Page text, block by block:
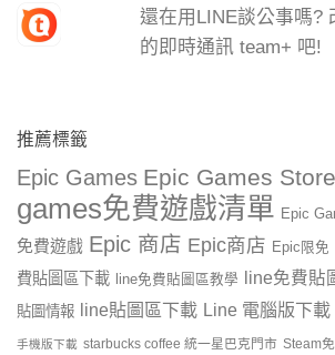
還在用LINE談公事嗎?
的即時通訊 team+ 吧!
推薦標籤
Epic Games Epic Games Store
games免費遊戲清單 Epic
免費遊戲 Epic 商店 Epic商店 Epic限免
費貼圖區下載
line免費貼圖區教學 line免費貼
貼圖情報
line貼圖區下載 Line 電腦版下載
手機版下載 starbucks coffee 統一星巴克門市 Steam